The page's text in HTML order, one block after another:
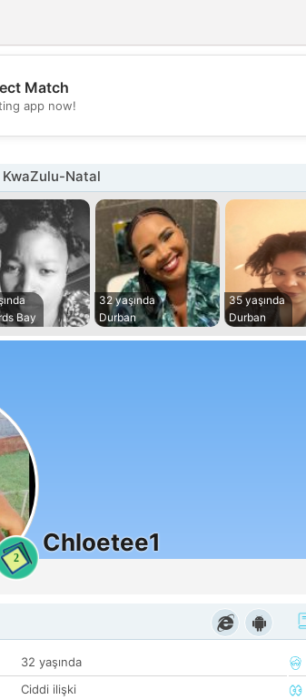
💕
Match
app now!
KwaZulu-Natal
Bay
32 yaşında
Durban
35 yaşında
Durban
2
Chloetee1
32 yaşında
Ciddi ilişki